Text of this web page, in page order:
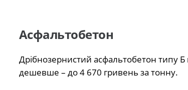
Асфальтобетон
Дрібнозернистий асфальтобетон типу
дешевше – до 4 670 гривень за тонну.